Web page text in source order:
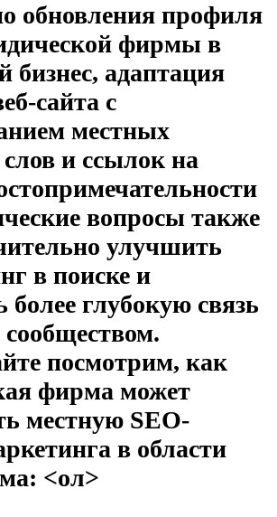
обновления профиля
фирмы в
бизнес, адаптация
сайта с
местных
и ссылок на
вопросы также
улучшить
в поиске и
более глубокую связь
посмотрим, как
фирма может
местную SEO-
в области
<ол>